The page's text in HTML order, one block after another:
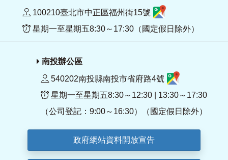
100210臺北市中正區福州街15號
星期一至星期五8:30～17:30（國定假日除外）
南投辦公區
540202南投縣南投市省府路4號
星期一至星期五8:30～12:30 | 13:30～17:30
（公司登記：9:00～16:30）（國定假日除外）
政府網站資料開放宣告